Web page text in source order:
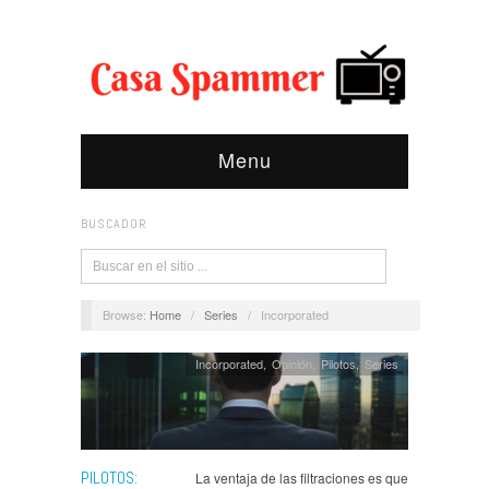
Menu
BUSCADOR
Browse: Home / Series / Incorporated
PILOTOS:
Incorporated,Opinión Pilotos, Series
La ventaja de las filtraciones es que